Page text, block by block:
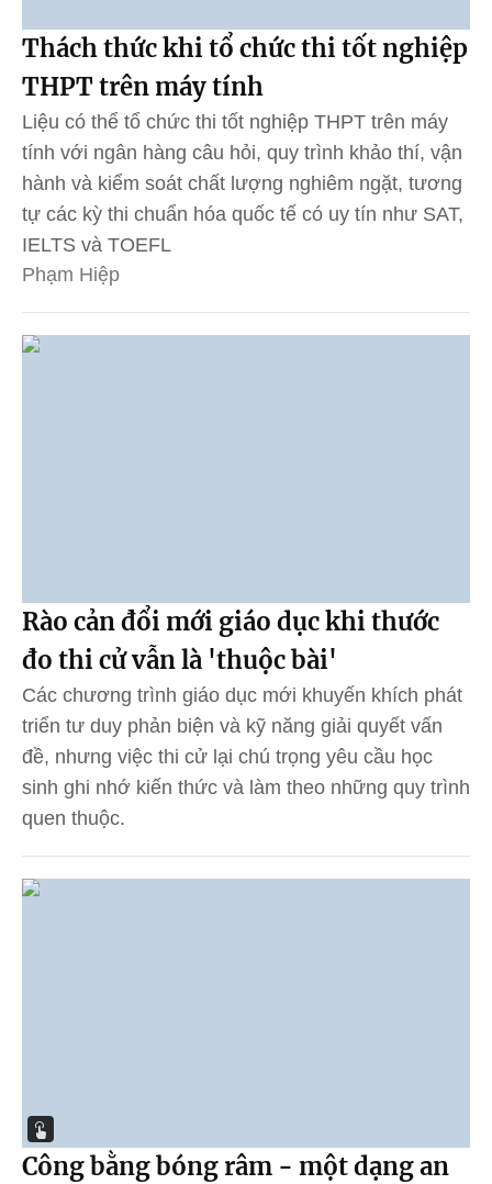
Thách thức khi tổ chức thi tốt nghiệp
THPT trên máy tính
Liệu có thể tổ chức thi tốt nghiệp THPT trên máy
tính với ngân hàng câu hỏi, quy trình khảo thí, vận
hành và kiểm soát chất lượng nghiêm ngặt, tương
tự các kỳ thi chuẩn hóa quốc tế có uy tín như SAT,
IELTS và TOEFL
Phạm Hiệp
Rào cản đổi mới giáo dục khi thước
đo thi cử vẫn là 'thuộc bài'
Các chương trình giáo dục mới khuyến khích phát
triển tư duy phản biện và kỹ năng giải quyết vấn
đề, nhưng việc thi cử lại chú trọng yêu cầu học
sinh ghi nhớ kiến thức và làm theo những quy trình
quen thuộc.
Công bằng bóng râm - một dạng an